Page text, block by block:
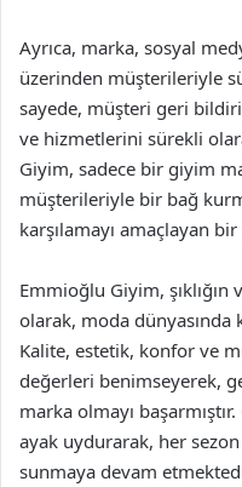
Ayrıca, marka, sosyal
üzerinden müşterileriyle
sayede, müşteri geri
ve hizmetlerini sürekli
Giyim, sadece bir giyim
müşterileriyle bir bağ
karşılamayı amaçlayan bir
Emmioğlu Giyim,
olarak, moda
Kalite, estetik, konfor ve
değerleri benimseyerek,
marka olmayı
ayak uydurarak, her
sunmaya devam